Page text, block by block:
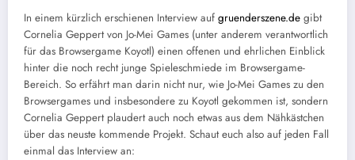
In einem kürzlich erschienen Interview auf gruenderszene.de gibt
Cornelia Geppert von Jo-Mei Games (unter anderem verantwortlich
für das Browsergame Koyotl) einen offenen und ehrlichen Einblick
hinter die noch recht junge Spieleschmiede im Browsergame-
Bereich. So erfährt man darin nicht nur, wie Jo-Mei Games zu den
Browsergames und insbesondere zu Koyotl gekommen ist, sondern
Cornelia Geppert plaudert auch noch etwas aus dem Nähkästchen
über das neuste kommende Projekt. Schaut euch also auf jeden Fall
einmal das Interview an: